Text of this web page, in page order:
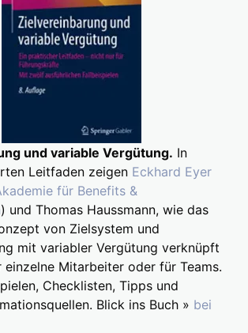
und variable Vergütung. In
Leitfaden zeigen Eckhard Eyer
für Benefits &
) und Thomas Haussmann, wie das
von Zielsystem und
mit variabler Vergütung verknüpft
Mitarbeiter oder für Teams.
Checklisten, Tipps und
Blick ins Buch » bei